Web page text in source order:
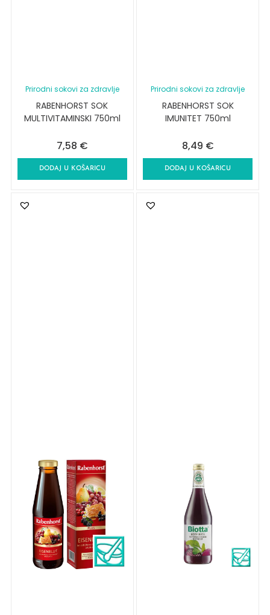
Prirodni sokovi za zdravlje
RABENHORST SOK
MULTIVITAMINSKI 750ml
7,58 €
DODAJ U KOŠARICU
Prirodni sokovi za zdravlje
RABENHORST SOK
IMUNITET 750ml
8,49 €
DODAJ U KOŠARICU